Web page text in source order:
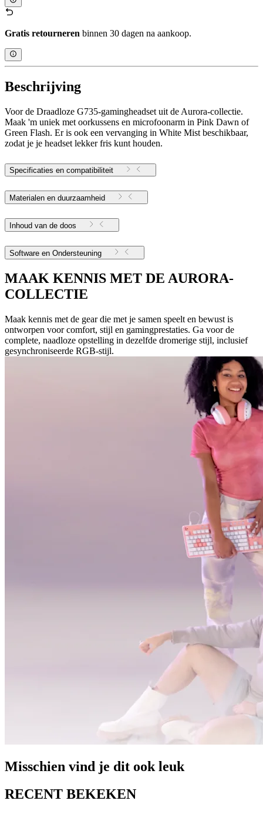
Gratis retourneren binnen 30 dagen na aankoop.
Beschrijving
Voor de Draadloze G735-gamingheadset uit de Aurora-collectie.
Maak 'm uniek met oorkussens en microfoonarm in Pink Dawn of
Green Flash. Er is ook een vervanging in White Mist beschikbaar,
zodat je je headset lekker fris kunt houden.
Specificaties en compatibiliteit
Materialen en duurzaamheid
Inhoud van de doos
Software en Ondersteuning
MAAK KENNIS MET DE AURORA-
COLLECTIE
Maak kennis met de gear die met je samen speelt en bewust is
ontworpen voor comfort, stijl en gamingprestaties. Ga voor de
complete, naadloze opstelling in dezelfde dromerige stijl, inclusief
gesynchroniseerde RGB-stijl.
Misschien vind je dit ook leuk
RECENT BEKEKEN